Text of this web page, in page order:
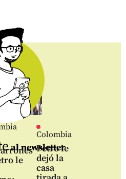
le
Colombia
Petro le
dejó la
casa
al newsletter